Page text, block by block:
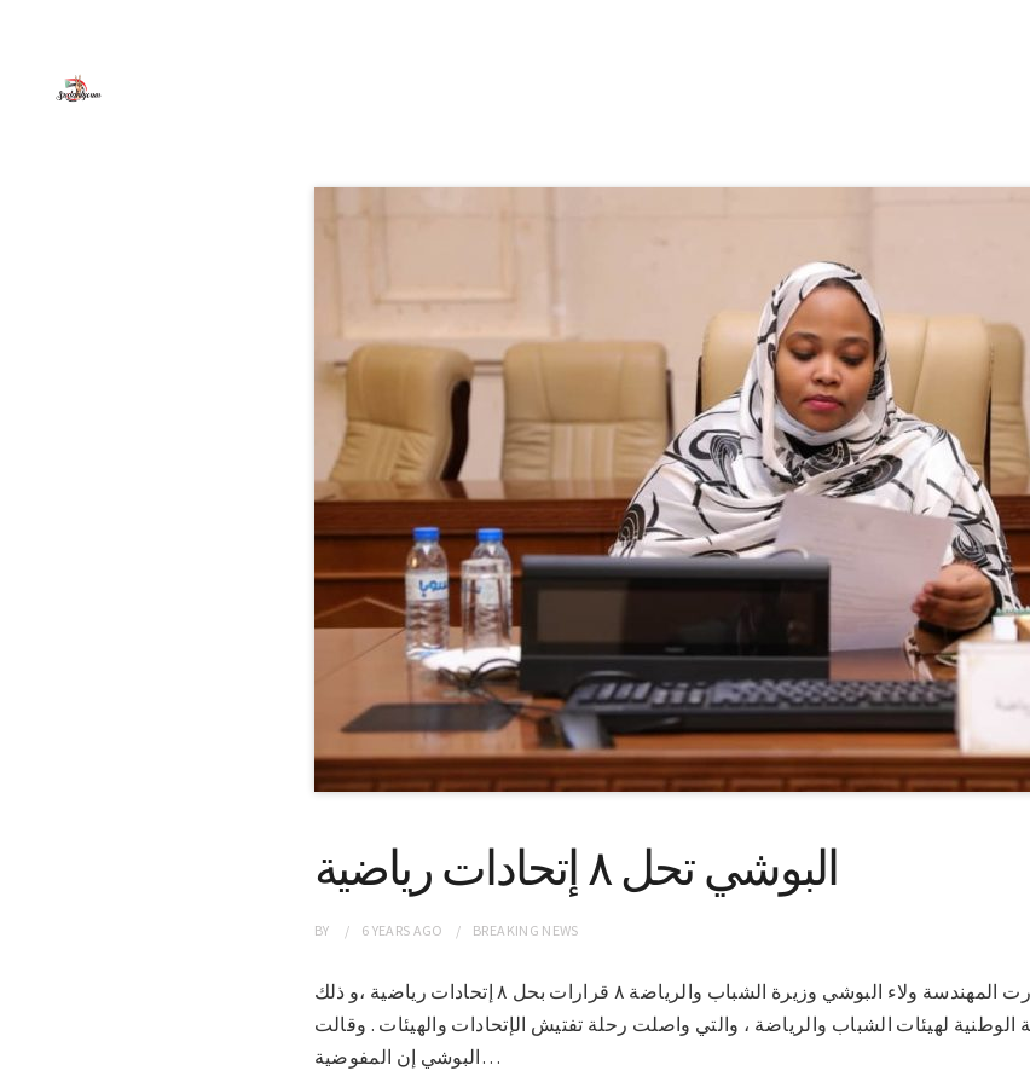
البوشي تحل ٨ إتحادات رياضية
BY 6 YEARS AGO BREAKING NEWS
الخرطوم 31-1-2021 (سونا)- أصدرت المهندسة ولاء البوشي وزيرة الشباب والرياضة ٨ قرارات بحل ٨ إتحادات رياضية ،و ذلك
الوطنية لهيئات الشباب والرياضة ، والتي واصلت رحلة تفتيش الإتحادات والهيئات . وقالت
البوشي إن المفوضية…